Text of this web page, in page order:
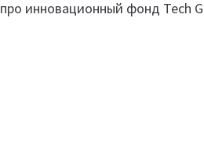
про инновационный фонд Tech